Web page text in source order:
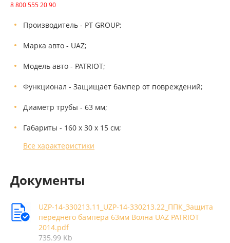
8 800 555 20 90
Производитель - PT GROUP;
Марка авто - UAZ;
Модель авто - PATRIOT;
Функционал - Защищает бампер от повреждений;
Диаметр трубы - 63 мм;
Габариты - 160 х 30 х 15 см;
Все характеристики
Документы
UZP-14-330213.11_UZP-14-330213.22_ППК_Защита
переднего бампера 63мм Волна UAZ PATRIOT
2014.pdf
735.99 Kb